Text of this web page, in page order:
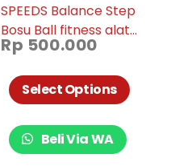
SPEEDS Balance Step
Bosu Ball fitness alat
olahraga bola yoga
import 019-04
Rp 500.000
Select Options
Beli Via WA